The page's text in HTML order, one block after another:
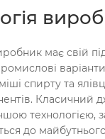
має свій
спирту та
Класичний
технологією,
до